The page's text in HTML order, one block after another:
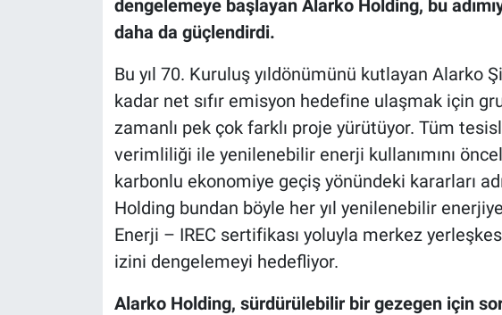
dengelemeye başlayan Alarko Holding, bu
daha da güçlendirdi.
Bu yıl 70. Kuruluş yıldönümünü kutlayan Alarko
kadar net sıfır emisyon hedefine ulaşmak için
zamanlı pek çok farklı proje yürütüyor. Tüm
verimliliği ile yenilenebilir enerji kullanımını
karbonlu ekonomiye geçiş yönündeki kararları
Holding bundan böyle her yıl yenilenebilir
Enerji – IREC sertifikası yoluyla merkez
izini dengelemeyi hedefliyor.
Alarko Holding, sürdürülebilir bir gezegen için